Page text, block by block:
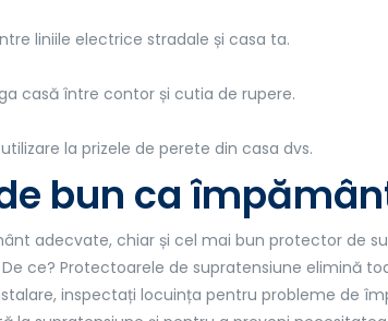
liniile electrice stradale și casa ta.
casă între contor și cutia de rupere.
la prizele de perete din casa dvs.
bun ca
adecvate, chiar și cel mai bun protector de
ce? Protectoarele de supratensiune elimină
inspectați locuința pentru probleme de